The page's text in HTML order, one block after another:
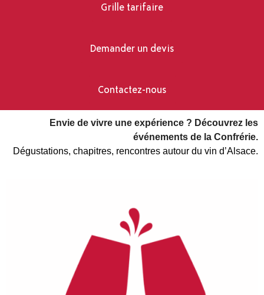
Grille tarifaire
Demander un devis
Contactez-nous
Envie de vivre une expérience ? Découvrez les
événements de la Confrérie.
Dégustations, chapitres, rencontres autour du vin d’Alsace.